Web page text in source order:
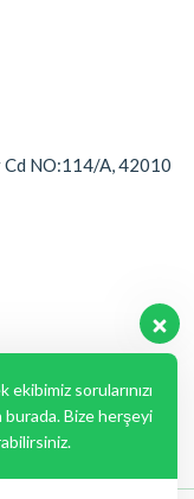
Cd NO:114/A, 42010
sorularınızı
burada. Bize herşeyi